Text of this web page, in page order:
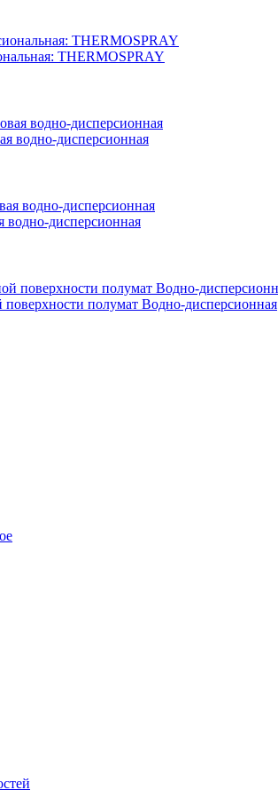
THERMOSPRAY
водно-дисперсионная
дисперсионная
полумат Водно-дисперсионная